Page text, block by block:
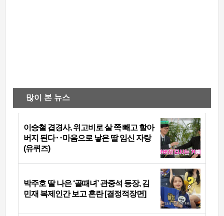
많이 본 뉴스
이승철 겹경사, 위고비로 살 쪽 빼고 할아
버지 된다‥마음으로 낳은 딸 임신 자랑
(유퀴즈)
박주호 딸 나은 ‘골때녀’ 관중석 등장, 김
민재 복제인간 보고 혼란 [결정적장면]